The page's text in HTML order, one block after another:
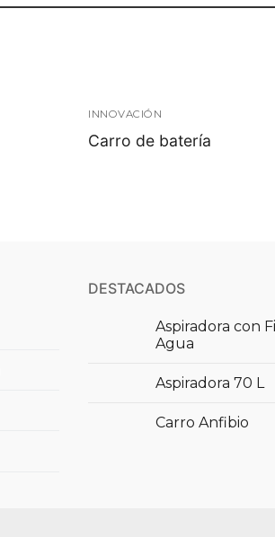
INNOVACIÓN
Carro de batería
DESTACADOS
Aspiradora con
Agua
Aspiradora 70 L
Carro Anfibio